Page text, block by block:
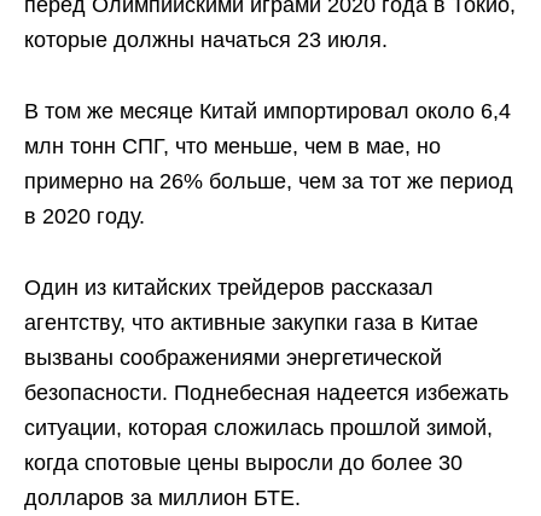
перед Олимпийскими играми 2020 года в Токио,
которые должны начаться 23 июля.
В том же месяце Китай импортировал около 6,4
млн тонн СПГ, что меньше, чем в мае, но
примерно на 26% больше, чем за тот же период
в 2020 году.
Один из китайских трейдеров рассказал
агентству, что активные закупки газа в Китае
вызваны соображениями энергетической
безопасности. Поднебесная надеется избежать
ситуации, которая сложилась прошлой зимой,
когда спотовые цены выросли до более 30
долларов за миллион БТЕ.